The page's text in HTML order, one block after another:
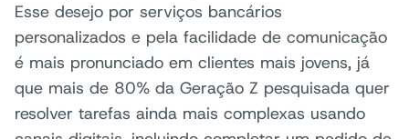
Esse desejo por serviços bancários
personalizados e pela facilidade de comunicação
é mais pronunciado em clientes mais jovens, já
que mais de 80% da Geração Z pesquisada quer
resolver tarefas ainda mais complexas usando